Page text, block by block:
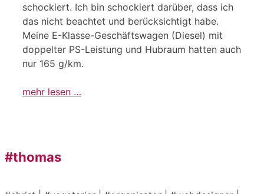
schockiert. Ich bin schockiert darüber, dass ich
das nicht beachtet und berücksichtigt habe.
Meine E-Klasse-Geschäftswagen (Diesel) mit
doppelter PS-Leistung und Hubraum hatten auch
nur 165 g/km.
mehr lesen …
#thomas